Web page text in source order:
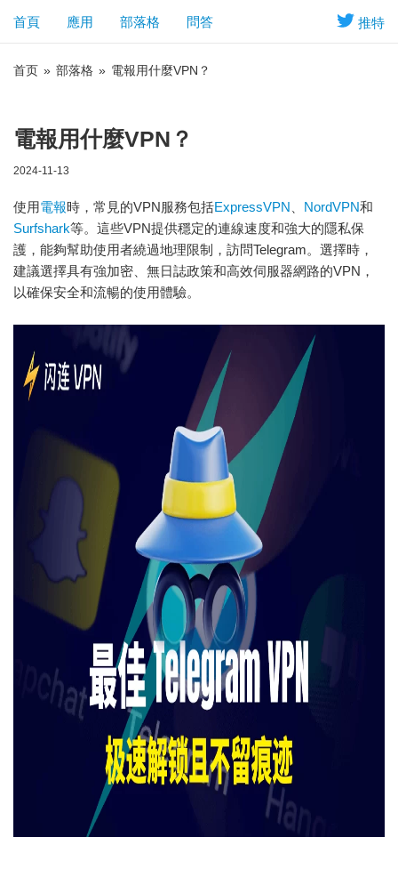
推特
首頁 應用 部落格 問答
首页 » 部落格 » 電報用什麼VPN？
電報用什麼VPN？
2024-11-13
使用電報時，常見的VPN服務包括ExpressVPN NordVPN和
Surfshark等。這些VPN提供穩定的連線速度和強大的隱私保
護，能夠幫助使用者繞過地理限制，訪問Telegram。選擇時，
建議選擇具有強加密、無日誌政策和高效伺服器網路的VPN，
以確保安全和流暢的使用體驗。